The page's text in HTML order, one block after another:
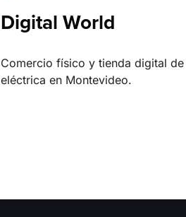
Digital World
Comercio físico y tienda digital
eléctrica en Montevideo.